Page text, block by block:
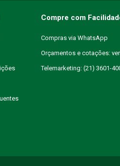
Compre com
Compras via WhatsApp
Orçamentos e cotações:
Telemarketing: (21) 3601-